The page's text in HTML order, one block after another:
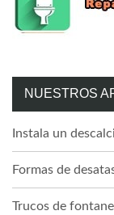
NUESTROS
Instala un
Formas de
Trucos de